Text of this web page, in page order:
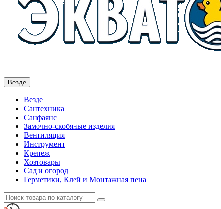
Везде
Везде
Сантехника
Санфаянс
Замочно-скобяные изделия
Вентиляция
Инструмент
Крепеж
Хозтовары
Сад и огород
Герметики, Клей и Монтажная пена